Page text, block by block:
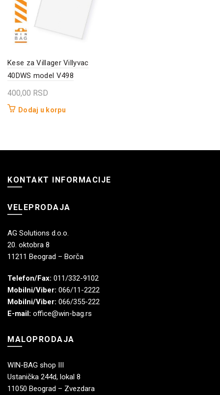
Kese za Villager Villyvac
40DWS model V498
400,00 RSD
Dodaj u korpu
KONTAKT INFORMACIJE
VELEPRODAJA
AG Solutions d.o.o.
20. oktobra 8
11211 Beograd – Borča
Telefon/Fax: 011/332-9102
Mobilni/Viber: 066/11-2222
Mobilni/Viber: 066/355-222
E-mail: office@win-bag.rs
MALOPRODAJA
WIN-BAG shop III
Ustanička 244d, lokal 8
11050 Beograd – Zvezdara